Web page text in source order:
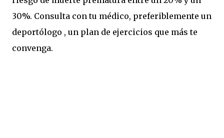
30%. Consulta con tu médico, preferiblemente un
deportólogo , un plan de ejercicios que más te
convenga.